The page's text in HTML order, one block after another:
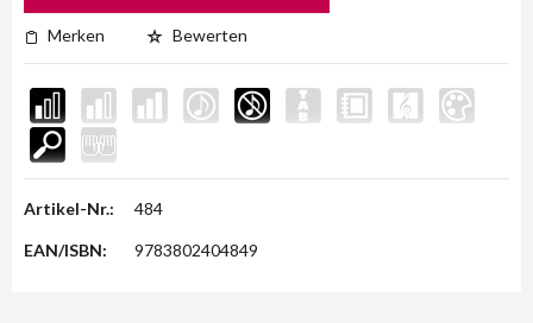
Merken Bewerten
Artikel-Nr.: 484
EAN/ISBN: 9783802404849